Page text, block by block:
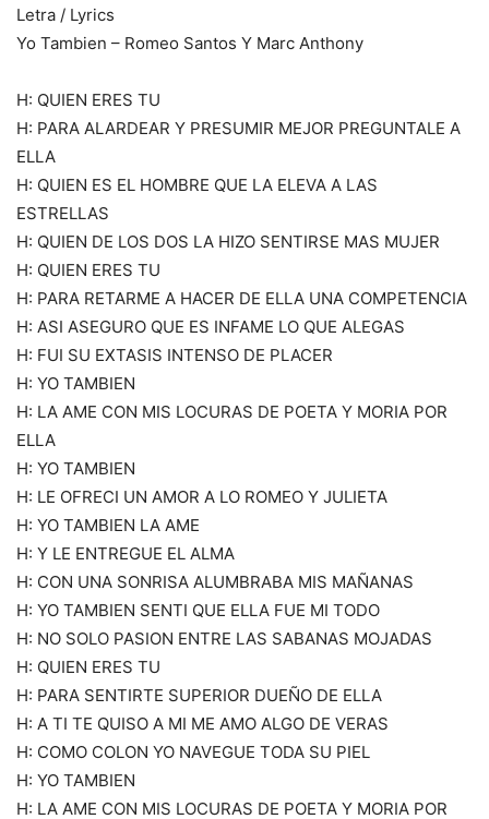
Letra / Lyrics
Yo Tambien – Romeo Santos Y Marc Anthony
H: QUIEN ERES TU
H: PARA ALARDEAR Y PRESUMIR MEJOR PREGUNTALE A
ELLA
H: QUIEN ES EL HOMBRE QUE LA ELEVA A LAS
ESTRELLAS
H: QUIEN DE LOS DOS LA HIZO SENTIRSE MAS MUJER
H: QUIEN ERES TU
H: PARA RETARME A HACER DE ELLA UNA COMPETENCIA
H: ASI ASEGURO QUE ES INFAME LO QUE ALEGAS
H: FUI SU EXTASIS INTENSO DE PLACER
H: YO TAMBIEN
H: LA AME CON MIS LOCURAS DE POETA Y MORIA POR
ELLA
H: YO TAMBIEN
H: LE OFRECI UN AMOR A LO ROMEO Y JULIETA
H: YO TAMBIEN LA AME
H: Y LE ENTREGUE EL ALMA
H: CON UNA SONRISA ALUMBRABA MIS MAÑANAS
H: YO TAMBIEN SENTI QUE ELLA FUE MI TODO
H: NO SOLO PASION ENTRE LAS SABANAS MOJADAS
H: QUIEN ERES TU
H: PARA SENTIRTE SUPERIOR DUEÑO DE ELLA
H: A TI TE QUISO A MI ME AMO ALGO DE VERAS
H: COMO COLON YO NAVEGUE TODA SU PIEL
H: YO TAMBIEN
H: LA AME CON MIS LOCURAS DE POETA Y MORIA POR